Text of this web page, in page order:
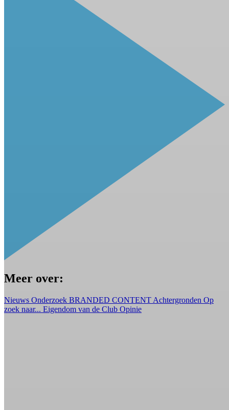
Meer over:
Nieuws Onderzoek BRANDED CONTENT Achtergronden Op
zoek naar... Eigendom van de Club Opinie